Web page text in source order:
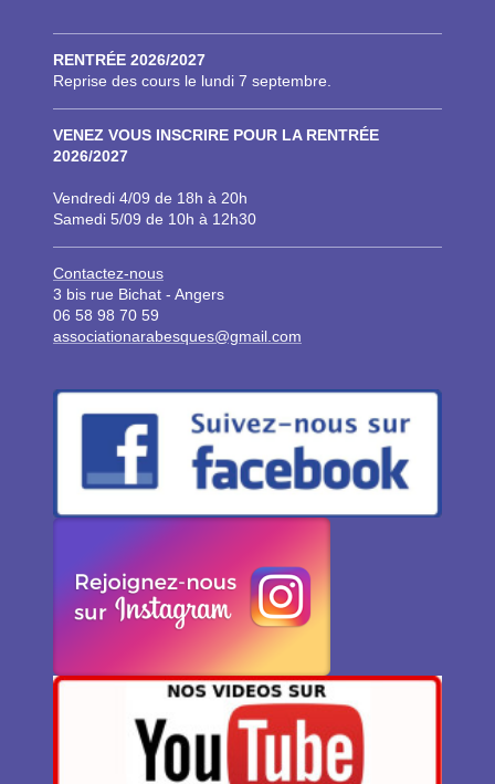
RENTRÉE 2026/2027
Reprise des cours le lundi 7 septembre.
VENEZ VOUS INSCRIRE POUR LA RENTRÉE
2026/2027
Vendredi 4/09 de 18h à 20h
Samedi 5/09 de 10h à 12h30
Contactez-nous
3 bis rue Bichat - Angers
06 58 98 70 59
associationarabesques@gmail.com